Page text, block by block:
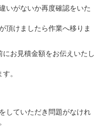
いがないか再度確認をいた
頂けましたら作業へ移りま
お見積金額をお伝えいたし
。
していただき問題がなけれ